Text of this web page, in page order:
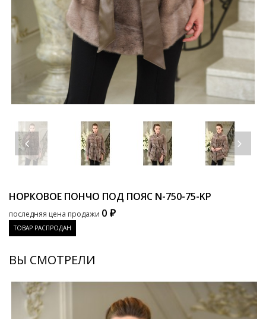
НОРКОВОЕ ПОНЧО ПОД ПОЯС N-750-75-KP
последняя цена продажи 0 ₽
ТОВАР РАСПРОДАН
ВЫ СМОТРЕЛИ